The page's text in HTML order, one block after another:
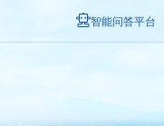
智能问答平台